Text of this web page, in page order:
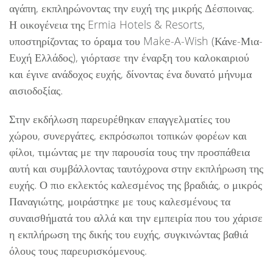
αγάπη, εκπληρώνοντας την ευχή της μικρής Δέσποινας.
Η οικογένεια της Ermia Hotels & Resorts,
υποστηρίζοντας το όραμα του Make-A-Wish (Κάνε-Μια-
Ευχή Ελλάδος), γιόρτασε την έναρξη του καλοκαιριού
και έγινε ανάδοχος ευχής, δίνοντας ένα δυνατό μήνυμα
αισιοδοξίας.
Στην εκδήλωση παρευρέθηκαν επαγγελματίες του
χώρου, συνεργάτες, εκπρόσωποι τοπικών φορέων και
φίλοι, τιμώντας με την παρουσία τους την προσπάθεια
αυτή και συμβάλλοντας ταυτόχρονα στην εκπλήρωση της
ευχής. Ο πιο εκλεκτός καλεσμένος της βραδιάς, ο μικρός
Παναγιώτης, μοιράστηκε με τους καλεσμένους τα
συναισθήματά του αλλά και την εμπειρία που του χάρισε
η εκπλήρωση της δικής του ευχής, συγκινώντας βαθιά
όλους τους παρευρισκόμενους.